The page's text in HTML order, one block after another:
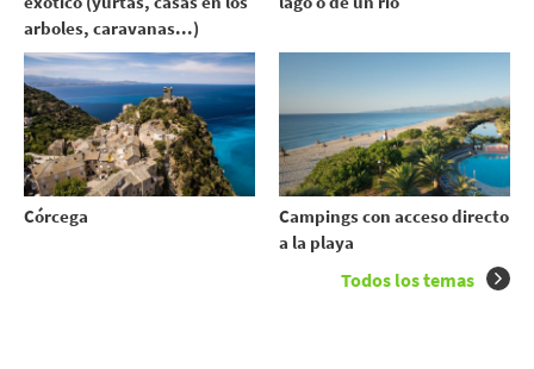
arboles, caravanas...)
Córcega
Campings con acceso directo
a la playa
Todos los temas